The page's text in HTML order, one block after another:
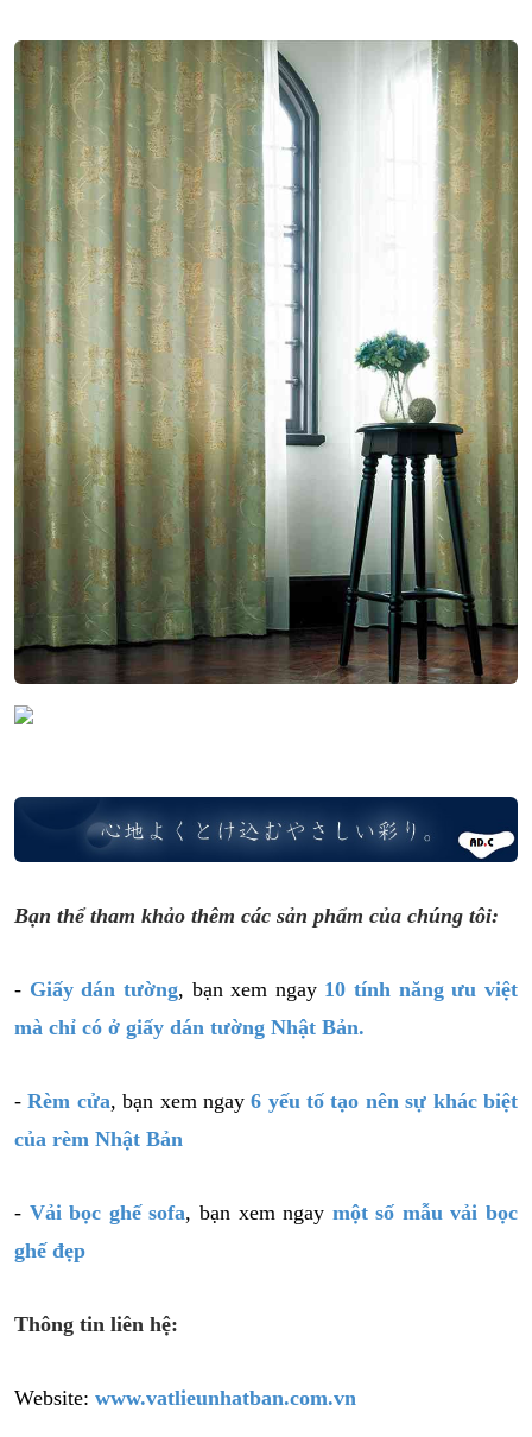
Bạn thể tham khảo thêm các sản phẩm của chúng tôi:
- Giấy dán tường, bạn xem ngay 10 tính năng ưu việt
mà chỉ có ở giấy dán tường Nhật Bản.
-Rèm cửa, bạn xem ngay6 yếu tố tạo nên sự khác biệt
của rèm Nhật Bản
- Vải bọc ghế sofa, bạn xem ngay một số mẫu vải bọc
ghế đẹp
Thông tin liên hệ:
Website: www.vatlieunhatban.com.vn